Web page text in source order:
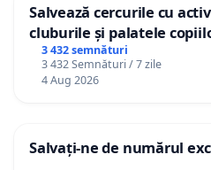
Salvează cercurile cu
cluburile și palatele
3 432 semnături
3 432 Semnături / 7 zile
4 Aug 2026
Salvați-ne de numărul